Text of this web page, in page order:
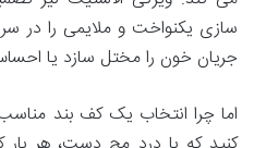
سازی یکنواخت و ملایمی را در
جریان خون را مختل سازد یا
اما چرا انتخاب یک کف بند